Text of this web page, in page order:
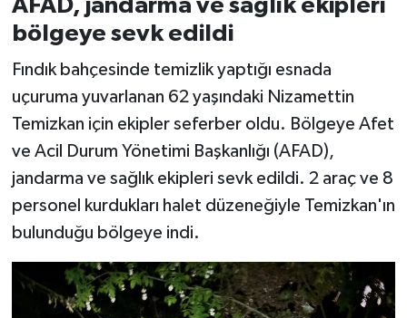
AFAD, jandarma ve sağlık ekipleri
bölgeye sevk edildi
Fındık bahçesinde temizlik yaptığı esnada
uçuruma yuvarlanan 62 yaşındaki Nizamettin
Temizkan için ekipler seferber oldu. Bölgeye Afet
ve Acil Durum Yönetimi Başkanlığı (AFAD),
jandarma ve sağlık ekipleri sevk edildi. 2 araç ve 8
personel kurdukları halet düzeneğiyle Temizkan'ın
bulunduğu bölgeye indi.